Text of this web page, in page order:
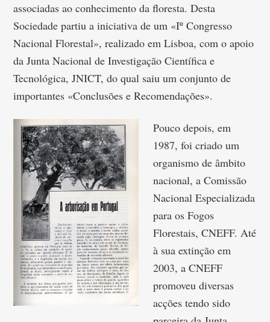
associadas ao conhecimento da floresta. Desta
Sociedade partiu a iniciativa de um «Iº Congresso
Nacional Florestal», realizado em Lisboa, com o apoio
da Junta Nacional de Investigação Científica e
Tecnológica, JNICT, do qual saiu um conjunto de
importantes «Conclusões e Recomendações».
Pouco depois, em
1987, foi criado um
organismo de âmbito
nacional, a Comissão
Nacional Especializada
para os Fogos
Florestais, CNEFF. Até
à sua extinção em
2003, a CNEFF
promoveu diversas
acções tendo sido